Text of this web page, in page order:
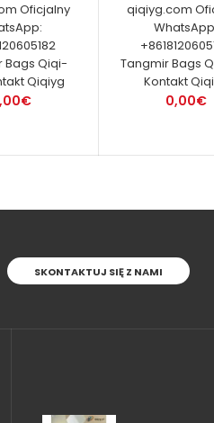
Oficjalny
Bags Qiqi-
Qiqiyg
qiqiyg.com
Tangmir Bags
Kontakt
0,00€
SKONTAKTUJ SIĘ Z NAMI